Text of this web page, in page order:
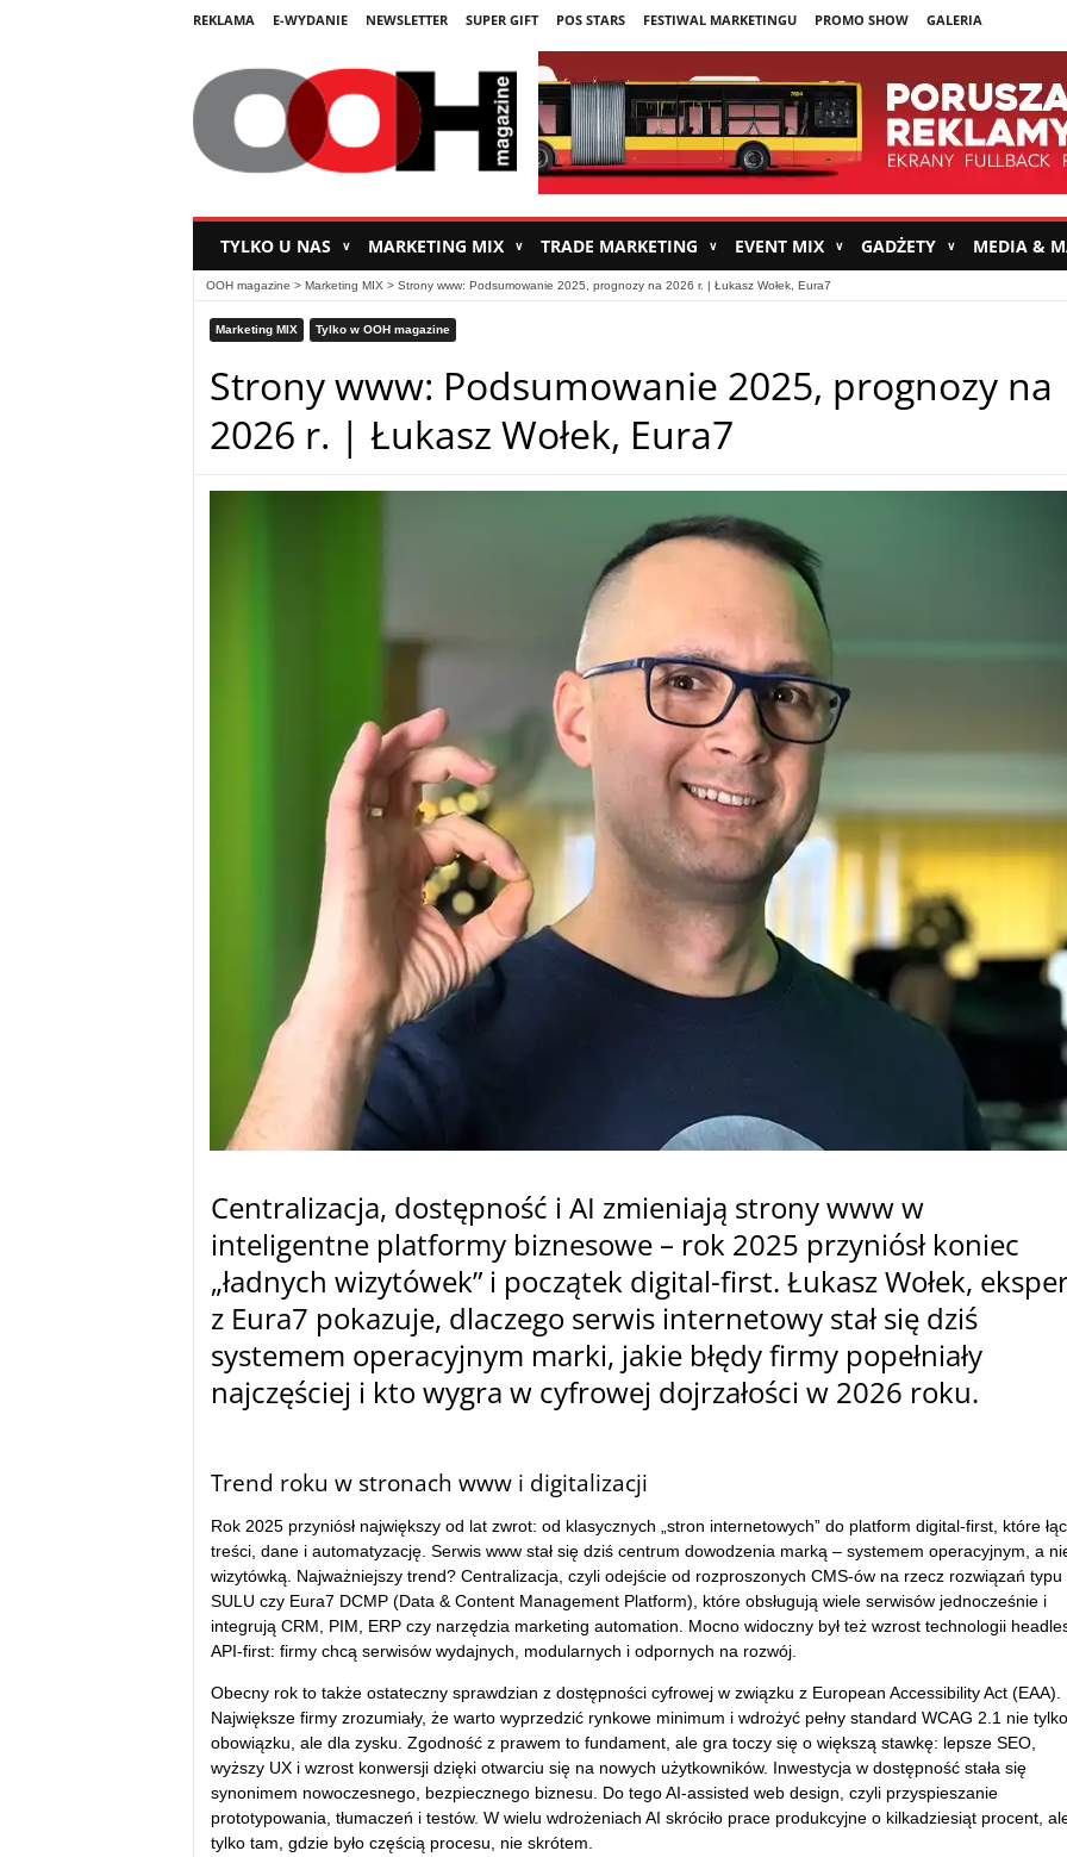
REKLAMA E-WYDANIE NEWSLETTER SUPER GIFT POS STARS FESTIWAL MARKETINGU PROMO SHOW GALERIA
TYLKO U NAS ∨ MARKETING MIX ∨ TRADE MARKETING ∨ EVENT MIX ∨ GADŻETY ∨ MEDIA &
OOH magazine > Marketing MIX> Strony www: Podsumowanie 2025, prognozy na 2026 r. | Łukasz Wołek, Eura7
Marketing MIX Tylko w OOH magazine
Strony www: Podsumowanie 2025, prognozy na
2026 r. | Łukasz Wołek, Eura7
Centralizacja, dostępność i AI zmieniają strony www w
inteligentne platformy biznesowe – rok 2025 przyniósł koniec
„ładnych wizytówek” i początek digital-first. Łukasz Wołek,
z Eura7 pokazuje, dlaczego serwis internetowy stał się dziś
systemem operacyjnym marki, jakie błędy firmy popełniały
najczęściej i kto wygra w cyfrowej dojrzałości w 2026 roku.
Trend roku w stronach www i digitalizacji
Rok 2025 przyniósł największy od lat zwrot: od klasycznych „stron internetowych” do platform digital-first, które
treści, dane i automatyzację. Serwis www stał się dziś centrum dowodzenia marką – systemem operacyjnym, a
wizytówką. Najważniejszy trend? Centralizacja, czyli odejście od rozproszonych CMS-ów na rzecz rozwiązań typu
SULU czy Eura7 DCMP (Data & Content Management Platform), które obsługują wiele serwisów jednocześnie i
integrują CRM, PIM, ERP czy narzędzia marketing automation. Mocno widoczny był też wzrost technologii
API-first: firmy chcą serwisów wydajnych, modularnych i odpornych na rozwój.
Obecny rok to także ostateczny sprawdzian z dostępności cyfrowej w związku z European Accessibility Act (EAA).
Największe firmy zrozumiały, że warto wyprzedzić rynkowe minimum i wdrożyć pełny standard WCAG 2.1 nie
obowiązku, ale dla zysku. Zgodność z prawem to fundament, ale gra toczy się o większą stawkę: lepsze SEO,
wyższy UX i wzrost konwersji dzięki otwarciu się na nowych użytkowników. Inwestycja w dostępność stała się
synonimem nowoczesnego, bezpiecznego biznesu. Do tego AI-assisted web design, czyli przyspieszanie
prototypowania, tłumaczeń i testów. W wielu wdrożeniach AI skróciło prace produkcyjne o kilkadziesiąt procent,
tylko tam, gdzie było częścią procesu, nie skrótem.